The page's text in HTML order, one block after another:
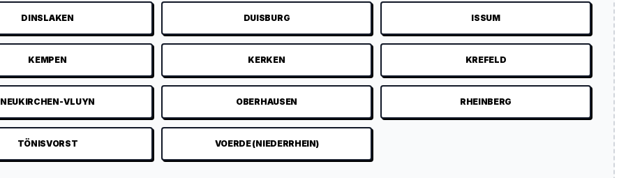
DINSLAKEN DUISBURG ISSUM
KEMPEN KERKEN KREFELD
NEUKIRCHEN-VLUYN OBERHAUSEN RHEINBERG
TÖNISVORST VOERDE (NIEDERRHEIN)